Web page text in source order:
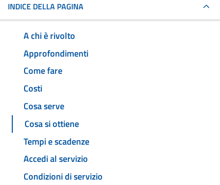
INDICE DELLA PAGINA
A chi è rivolto
Approfondimenti
Come fare
Costi
Cosa serve
Cosa si ottiene
Tempi e scadenze
Accedi al servizio
Condizioni di servizio